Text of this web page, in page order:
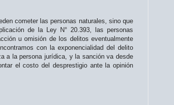
cometer las personas naturales, sino que
de la Ley N° 20.393, las personas
u omisión de los delitos eventualmente
con la exponencialidad del delito
a la persona jurídica, y la sanción va desde
el costo del desprestigio ante la opinión